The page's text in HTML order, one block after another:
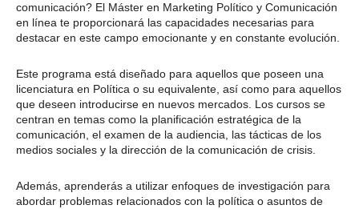
comunicación? El Máster en Marketing Político y Comunicación
en línea te proporcionará las capacidades necesarias para
destacar en este campo emocionante y en constante evolución.
Este programa está diseñado para aquellos que poseen una
licenciatura en Política o su equivalente, así como para aquellos
que deseen introducirse en nuevos mercados. Los cursos se
centran en temas como la planificación estratégica de la
comunicación, el examen de la audiencia, las tácticas de los
medios sociales y la dirección de la comunicación de crisis.
Además, aprenderás a utilizar enfoques de investigación para
abordar problemas relacionados con la política o asuntos de